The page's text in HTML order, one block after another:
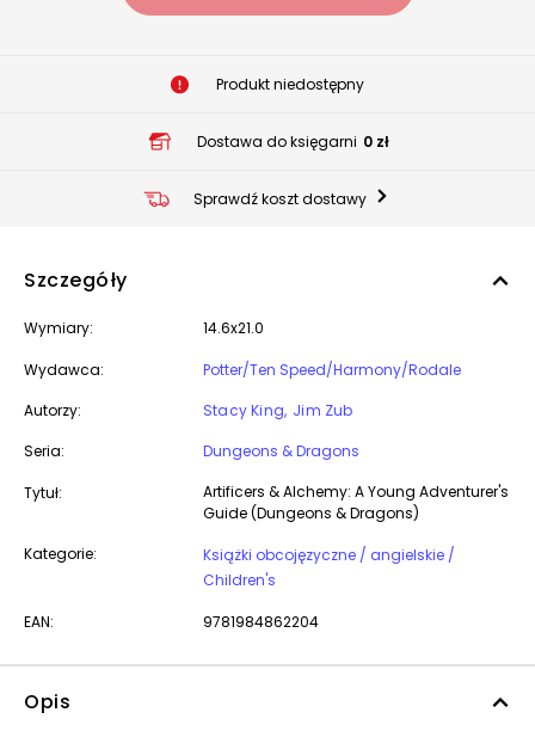
Produkt niedostępny
Dostawa do księgarni 0 zł
Sprawdź koszt dostawy
Szczegóły
Wymiary: 14.6x21.0
Wydawca:
Potter/Ten Speed/Harmony/Rodale
Autorzy:
Stacy King Jim Zub
Seria:
Dungeons & Dragons
Tytuł:
Artificers & Alchemy: A Young Adventurer's
Guide (Dungeons & Dragons)
Kategorie:
Książki obcojęzyczne / angielskie /
Children's
EAN: 9781984862204
Opis